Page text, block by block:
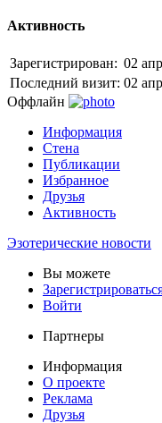
Активность
Зарегистрирован: 02
Последний визит: 02
Оффлайн
Информация
Стена
Публикации
Избранное
Друзья
Активность
Эзотерические новости
Вы можете
Войти
Партнеры
Информация
О проекте
Реклама
Друзья